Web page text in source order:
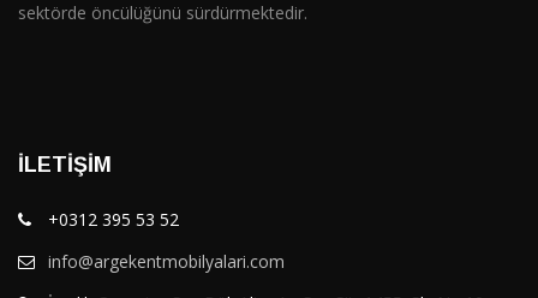
sektörde öncülüğünü sürdürmektedir.
İLETIŞIM
+0312 395 53 52
info@argekentmobilyalari.com